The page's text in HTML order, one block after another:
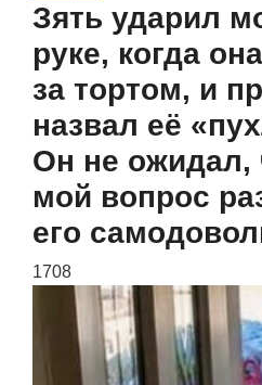
Зять ударил
руке, когда
за тортом, и
назвал её
Он не ожидал,
мой вопрос
его
1708